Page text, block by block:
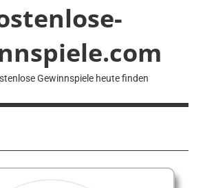
Gewinnspiele heute finden